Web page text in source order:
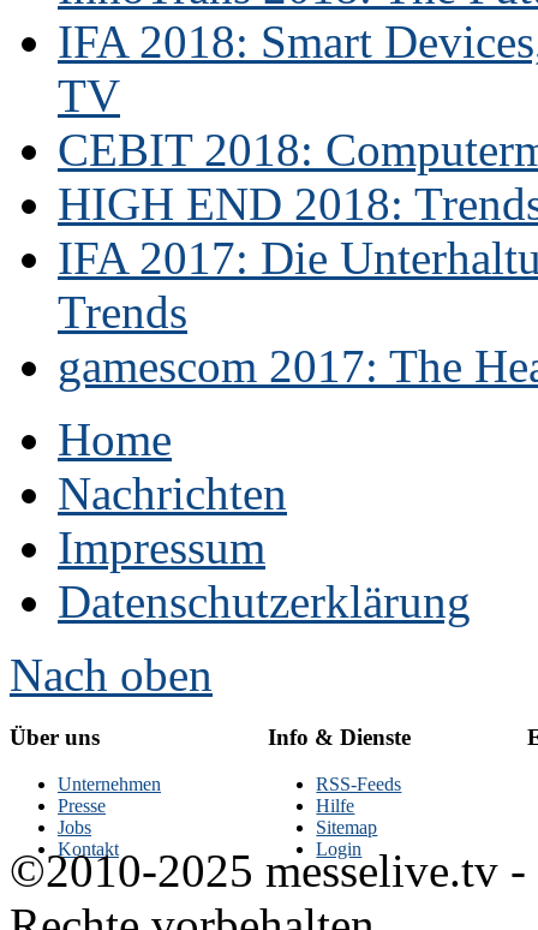
IFA 2018: Smart
TV
CEBIT 2018:
HIGH END 2018:
IFA 2017: Die
Trends
gamescom 2017: The
Home
Nachrichten
Impressum
Datenschutzerklärung
Nach oben
Über uns
Unternehmen
Presse
Jobs
Kontakt
Info & Dienste
RSS-Feeds
Hilfe
Sitemap
Login
©2010-2025 messelive.tv -